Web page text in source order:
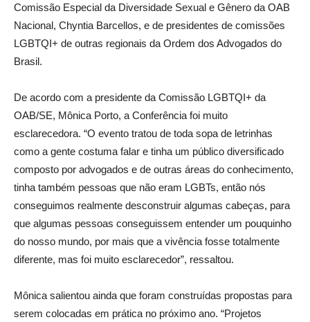
Comissão Especial da Diversidade Sexual e Gênero da OAB
Nacional, Chyntia Barcellos, e de presidentes de comissões
LGBTQI+ de outras regionais da Ordem dos Advogados do
Brasil.
De acordo com a presidente da Comissão LGBTQI+ da
OAB/SE, Mônica Porto, a Conferência foi muito
esclarecedora. “O evento tratou de toda sopa de letrinhas
como a gente costuma falar e tinha um público diversificado
composto por advogados e de outras áreas do conhecimento,
tinha também pessoas que não eram LGBTs, então nós
conseguimos realmente desconstruir algumas cabeças, para
que algumas pessoas conseguissem entender um pouquinho
do nosso mundo, por mais que a vivência fosse totalmente
diferente, mas foi muito esclarecedor”, ressaltou.
Mônica salientou ainda que foram construídas propostas para
serem colocadas em prática no próximo ano. “Projetos